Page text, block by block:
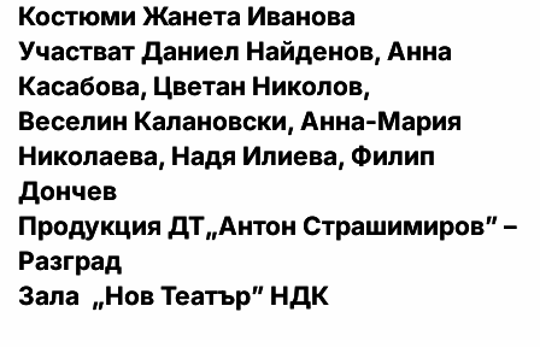
Костюми Жанета Иванова
Участват Даниел Найденов, Анна
Касабова, Цветан Николов,
Веселин Калановски, Анна-Мария
Николаева, Надя Илиева, Филип
Дончев
Продукция ДТ„Антон Страшимиров” –
Разград
Зала „Нов Театър” НДК